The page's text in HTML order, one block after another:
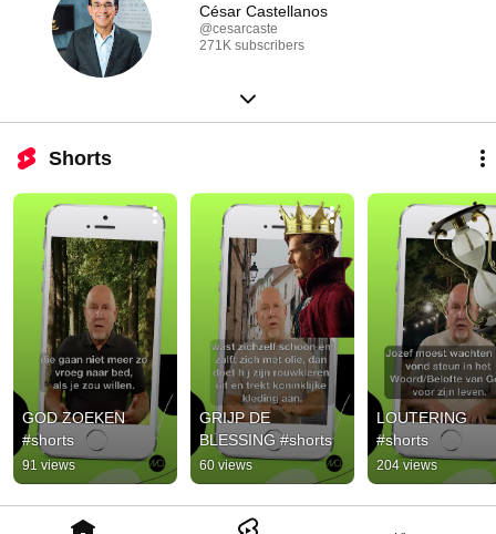
César Castellanos
@cesarcaste
271K subscribers
Shorts
GOD ZOEKEN
#shorts
91 views
GRIJP DE
BLESSING #shorts
60 views
LOUTERING
#shorts
204 views